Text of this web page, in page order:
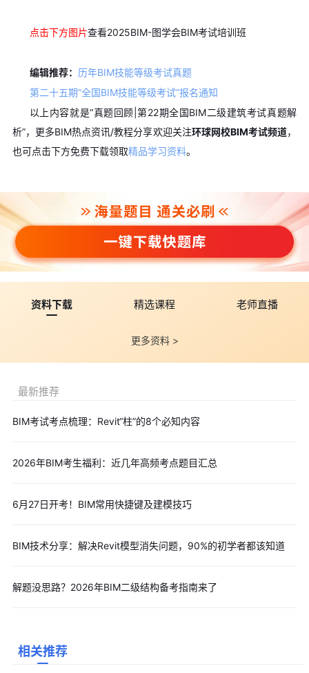
点击下方图片查看2025BIM-图学会BIM考试培训班
编辑推荐： 历年BIM技能等级考试真题
第二十五期“全国BIM技能等级考试”报名通知
以上内容就是“真题回顾|第22期全国BIM二级建筑考试真题解
析”，更多BIM热点资讯/教程分享欢迎关注环球网校BIM考试频道，
也可点击下方免费下载领取精品学习资料。
资料下载 精选课程 老师直播
更多资料 >
最新推荐
BIM考试考点梳理：Revit“柱”的8个必知内容
2026年BIM考生福利：近几年高频考点题目汇总
6月27日开考！BIM常用快捷键及建模技巧
BIM技术分享：解决Revit模型消失问题，90%的初学者都该知道
解题没思路？2026年BIM二级结构备考指南来了
相关推荐